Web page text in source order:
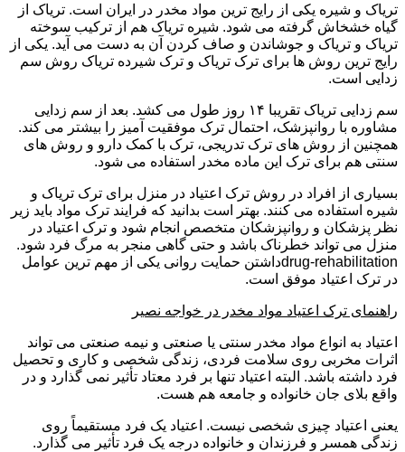
تریاک و شیره یکی از رایج ترین مواد مخدر در ایران است. تریاک از
گیاه خشخاش گرفته می شود. شیره تریاک هم از ترکیب سوخته
تریاک و تریاک و جوشاندن و صاف کردن آن به دست می آید. یکی از
رایج ترین روش ها برای ترک تریاک و ترک شیرده تریاک روش سم
زدایی است.
سم زدایی تریاک تقریبا ۱۴ روز طول می کشد. بعد از سم زدایی
مشاوره با روانپزشک، احتمال ترک موفقیت آمیز را بیشتر می کند.
همچنین از روش های ترک تدریجی، ترک با کمک دارو و روش های
سنتی هم برای ترک این ماده مخدر استفاده می شود.
بسیاری از افراد در روش ترک اعتیاد در منزل برای ترک تریاک و
شیره استفاده می کنند. بهتر است بدانید که فرایند ترک مواد باید زیر
نظر پزشکان و روانپزشکان متخصص انجام شود و ترک اعتیاد در
منزل می تواند خطرناک باشد و حتی گاهی منجر به مرگ فرد شود.
drug-rehabilitationداشتن حمایت روانی یکی از مهم ترین عوامل
در ترک اعتیاد موفق است.
راهنمای ترک اعتیاد مواد مخدر در خواجه نصیر
اعتیاد به انواع مواد مخدر سنتی یا صنعتی و نیمه صنعتی می تواند
اثرات مخربی روی سلامت فردی، زندگی شخصی و کاری و تحصیل
فرد داشته باشد. البته اعتیاد تنها بر فرد معتاد تأثیر نمی گذارد و در
واقع بلای جان خانواده و جامعه هم هست.
یعنی اعتیاد چیزی شخصی نیست. اعتیاد یک فرد مستقیماً روی
زندگی همسر و فرزندان و خانواده درجه یک فرد تأثیر می گذارد.